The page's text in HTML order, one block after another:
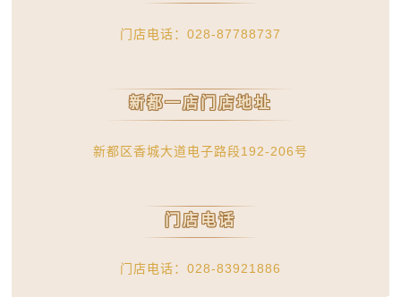
门店电话：028-87788737
新都一店门店地址
新都区香城大道电子路段192-206号
门店电话
门店电话：028-83921886